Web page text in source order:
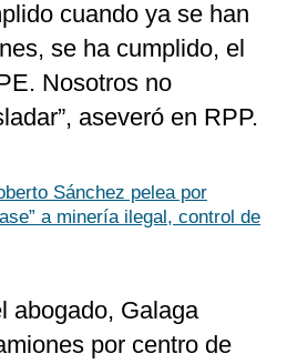
cuando ya se han
se ha cumplido, el
Nosotros no
aseveró en RPP.
Sánchez pelea por
a minería ilegal, control de
abogado, Galaga
por centro de